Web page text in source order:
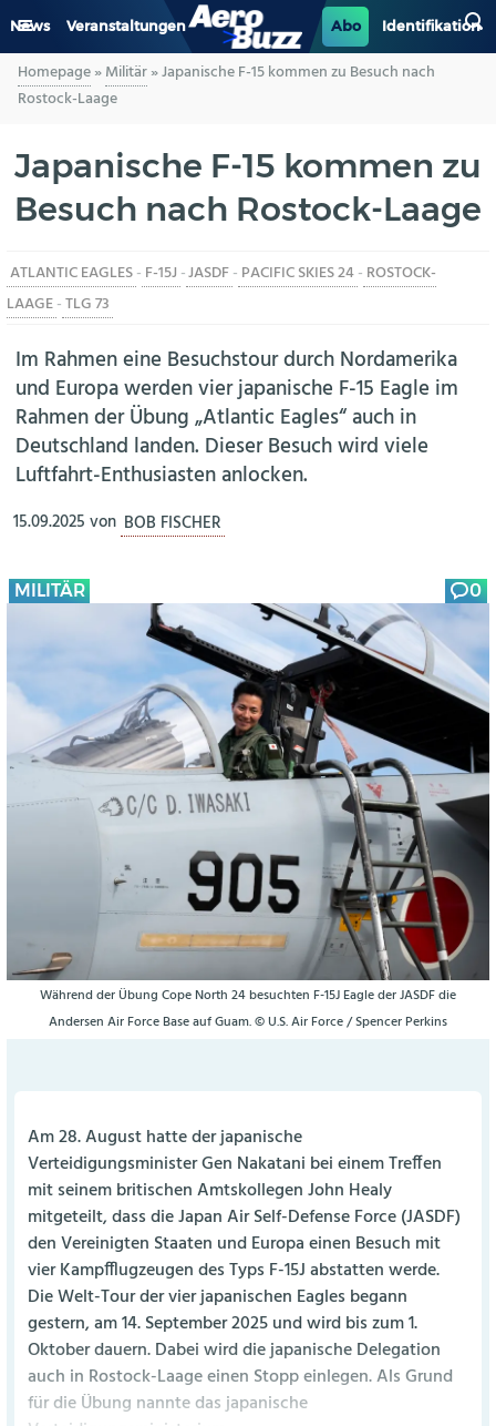
News Veranstaltungen Abo Identifikation
GENERAL AVIATION
LUFTVERKEHR
INDUSTRIE
HELIKOPTER
Homepage»Militär»Japanische F-15 kommen zu Besuch nach
Rostock-Laage
Japanische F-15 kommen zu
Besuch nach Rostock-Laage
ATLANTIC EAGLES- F-15J -JASDF- PACIFIC SKIES 24- ROSTOCK-
LAAGE-TLG 73
Im Rahmen eine Besuchstour durch Nordamerika
und Europa werden vier japanische F-15 Eagle im
Rahmen der Übung „Atlantic Eagles“ auch in
Deutschland landen. Dieser Besuch wird viele
Luftfahrt-Enthusiasten anlocken.
15.09.2025 von BOB FISCHER
MILITÄR 0
Während der Übung Cope North 24 besuchten F-15J Eagle der JASDF die
Andersen Air Force Base auf Guam. © U.S. Air Force / Spencer Perkins
Am 28. August hatte der japanische
Verteidigungsminister Gen Nakatani bei einem Treffen
mit seinem britischen Amtskollegen John Healy
mitgeteilt, dass die Japan Air Self-Defense Force (JASDF)
den Vereinigten Staaten und Europa einen Besuch mit
vier Kampfflugzeugen des Typs F-15J abstatten werde.
Die Welt-Tour der vier japanischen Eagles begann
gestern, am 14. September 2025 und wird bis zum 1.
Oktober dauern. Dabei wird die japanische Delegation
auch in Rostock-Laage einen Stopp einlegen. Als Grund
für die Übung nannte das japanische